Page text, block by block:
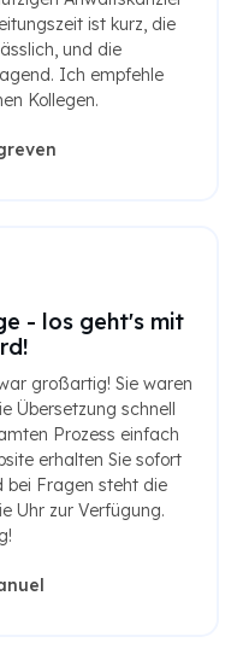
ist kurz, die
und die
Ich empfehle
Kollegen.
- los geht's mit
großartig! Sie waren
Übersetzung schnell
Prozess einfach
erhalten Sie sofort
bei Fragen steht die
Uhr zur Verfügung.